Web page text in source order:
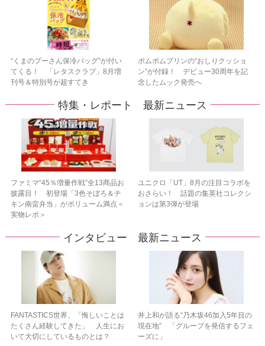
“くまのプーさん保冷バッグ”が付い
てくる！ 「レタスクラブ」8月増
刊号＆特別号が超すてき
ポムポムプリンの“おしりクッショ
ン”が付録！ デビュー30周年を記
念したムック発売へ
特集・レポート 最新ニュース
ファミマ“45％増量作戦”全13商品お
披露目！ 初登場「3色そぼろ＆チ
キン南蛮弁当」がボリューム満点＜
実物レポ＞
ユニクロ「UT」8月の注目コラボを
おさらい！ 話題の集英社コレクシ
ョンは第3弾が登場
インタビュー 最新ニュース
FANTASTICS世界、「悔しいことは
たくさん経験してきた」 人生にお
いて大切にしているものとは？
井上和が語る“乃木坂46加入5年目の
現在地” 「グループを発信するフェ
ーズに」